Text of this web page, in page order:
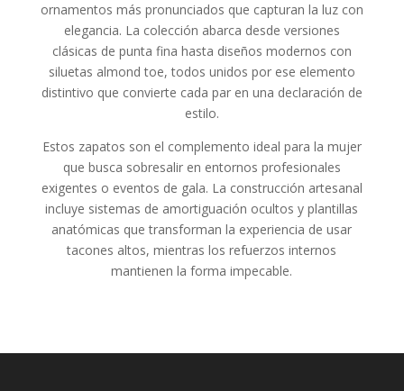
ornamentos más pronunciados que capturan la luz con
elegancia. La colección abarca desde versiones
clásicas de punta fina hasta diseños modernos con
siluetas almond toe, todos unidos por ese elemento
distintivo que convierte cada par en una declaración de
estilo.
Estos zapatos son el complemento ideal para la mujer
que busca sobresalir en entornos profesionales
exigentes o eventos de gala. La construcción artesanal
incluye sistemas de amortiguación ocultos y plantillas
anatómicas que transforman la experiencia de usar
tacones altos, mientras los refuerzos internos
mantienen la forma impecable.